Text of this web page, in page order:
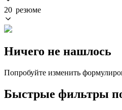
20 резюме
Ничего не нашлось
Попробуйте изменить
Быстрые фильтры